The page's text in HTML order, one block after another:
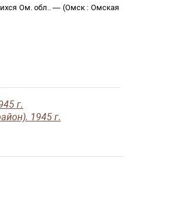
Ом. обл.. — (Омск : Омская
г.
1945 г.